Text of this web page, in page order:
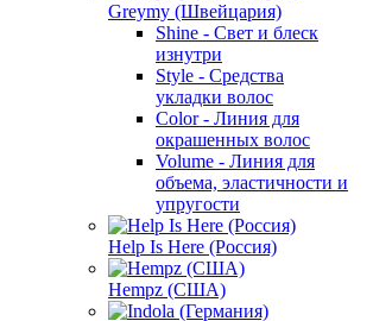
Greymy (Швейцария)
Shine - Свет и блеск
изнутри
Style - Средства
укладки волос
Color - Линия для
окрашенных волос
Volume - Линия для
объема, эластичности и
упругости
Help Is Here (Россия)
Hempz (США)